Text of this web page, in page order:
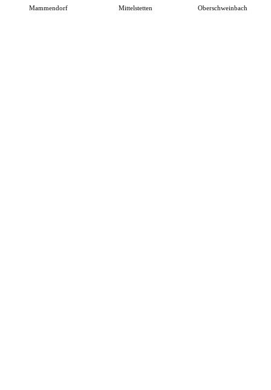
Mammendorf Mittelstetten Oberschweinbach